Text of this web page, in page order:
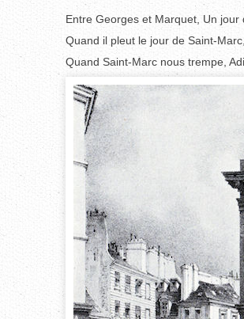
Entre Georges et Marquet, Un jour
Quand il pleut le jour de Saint-
Quand Saint-Marc nous trempe,